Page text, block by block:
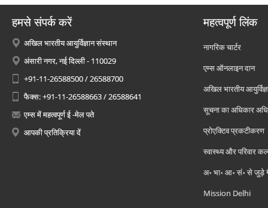
हमसे संपर्क करें
अखिल भारतीय आयुर्विज्ञान संस्थान
अंसारी नगर, नई दिल्ली - 110029
+91-11-26588500 / 26588700
फैक्स: +91-11-26588663 / 26588641
एम्स में महत्वपूर्ण ई -मेल पते
आपकी प्रतिक्रिया दें
महत्वपूर्ण लिंक
नागरिक चार्टर
एम्स ऑनलाइन दान
अखिल भारतीय
सूचना का अधिकार
प्रोएक्टिव प्रकटीकरण
स्वास्थ्य और परिवार
अ॰ भा॰ आ॰ सं॰ से जुड़े
Mission Delhi